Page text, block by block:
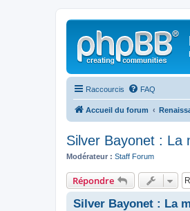
Raccourcis FAQ
Accueil du forum
Silver Bayonet : La
Modérateur : Staff Forum
Répondre
Silver Bayonet : La